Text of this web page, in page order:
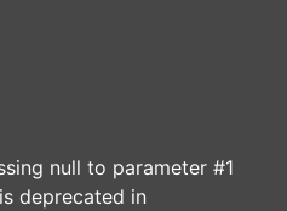
null to parameter #1
deprecated in